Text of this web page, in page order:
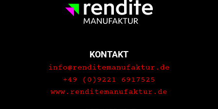
KONTAKT
info@renditemanufaktur.de
+49 (0)9221 6917525
www.renditemanufaktur.de